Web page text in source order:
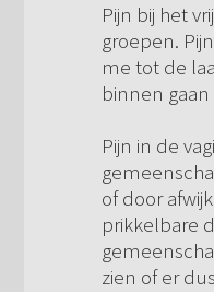
Pijn bij het
groepen.
me tot de
binnen
Pijn in de
of door
prikkelbare
zien of er